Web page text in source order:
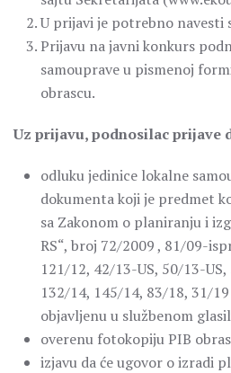
U prijavi je potrebno navesti
Prijavu na javni konkurs
samouprave u pismenoj
obrascu.
Uz prijavu, podnosilac prijave
odluku jedinice lokalne
dokumenta koji je predmet
sa Zakonom o planiranju i
RS“, broj 72/2009 , 81/09-
121/12, 42/13-US, 50/13-
132/14, 145/14, 83/18, 31/
objavljenu u službenom
overenu fotokopiju PIB
izjavu da će ugovor o izradi